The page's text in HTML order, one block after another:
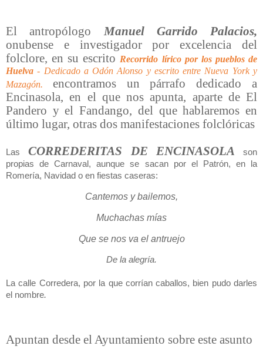
El antropólogoManuel Garrido Palacios,
onubense e investigador por excelencia del
folclore, en su escritoRecorrido lírico por los pueblos de
Huelva - Dedicado a Odón Alonso y escrito entre Nueva York y
Mazagón. encontramos un párrafo dedicado a
Encinasola, en el que nos apunta, aparte de El
Pandero y el Fandango, del que hablaremos en
último lugar, otras dos manifestaciones folclóricas
Las CORREDERITAS DE ENCINASOLA son
propias de Carnaval, aunque se sacan por el Patrón, en la
Romería, Navidad o en fiestas caseras:
Cantemos y bailemos,
Muchachas mías
Que se nos va el antruejo
De la alegría.
La calle Corredera, por la que corrían caballos, bien pudo darles
el nombre.
Apuntan desde el Ayuntamiento sobre este asunto